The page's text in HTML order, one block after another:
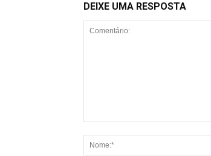
DEIXE UMA RESPOSTA